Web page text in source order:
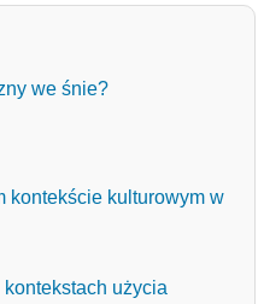
we śnie?
kontekście kulturowym w
kontekstach użycia